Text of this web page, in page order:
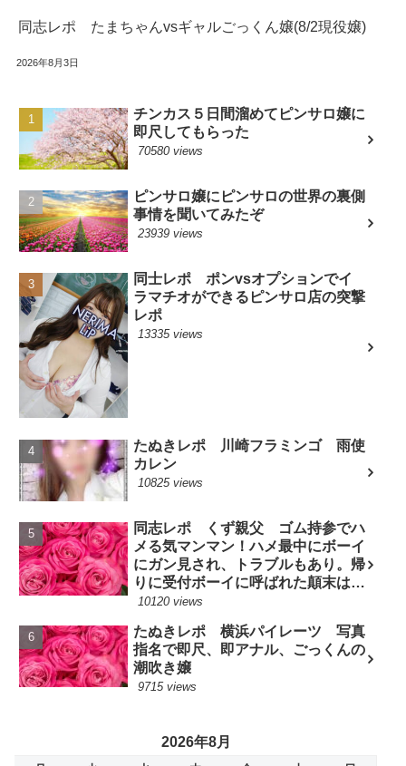
同志レポ たまちゃんvsギャルごっくん嬢(8/2現役嬢)
2026年8月3日
チンカス５日間溜めてピンサロ嬢に
即尺してもらった
70580 views
ピンサロ嬢にピンサロの世界の裏側
事情を聞いてみたぞ
23939 views
同士レポ ポンvsオプションでイ
ラマチオができるピンサロ店の突撃
レポ
13335 views
たぬきレポ 川崎フラミンゴ 雨使
カレン
10825 views
同志レポ くず親父 ゴム持参でハ
メる気マンマン！ハメ最中にボーイ
にガン見され、トラブルもあり。帰
りに受付ボーイに呼ばれた顛末は？
(7/10現役嬢)
10120 views
たぬきレポ 横浜パイレーツ 写真
指名で即尺、即アナル、ごっくんの
潮吹き嬢
9715 views
2026年8月